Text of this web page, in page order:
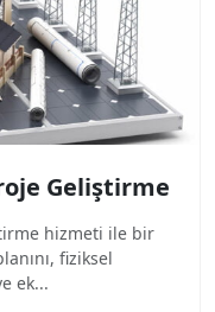
Geliştirme
hizmeti ile bir
fiziksel
ek...